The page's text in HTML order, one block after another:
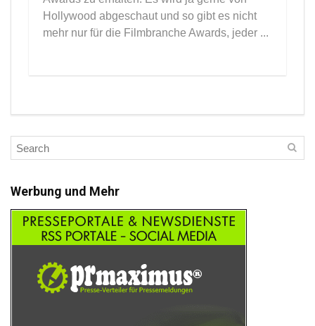
Hollywood abgeschaut und so gibt es nicht
mehr nur für die Filmbranche Awards, jeder ...
Werbung und Mehr